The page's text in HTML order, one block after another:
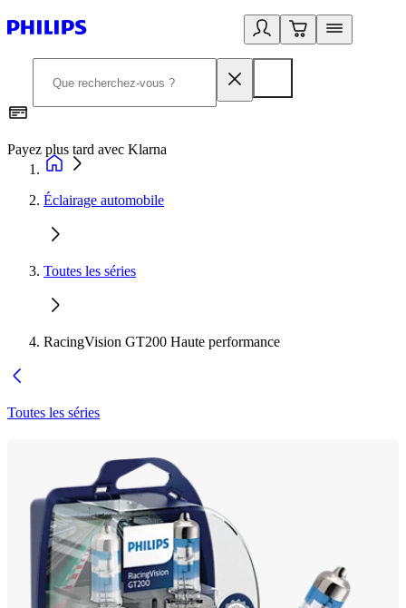
Payez plus tard avec Klarna
Éclairage automobile
Toutes les séries
RacingVision GT200 Haute performance
Toutes les séries